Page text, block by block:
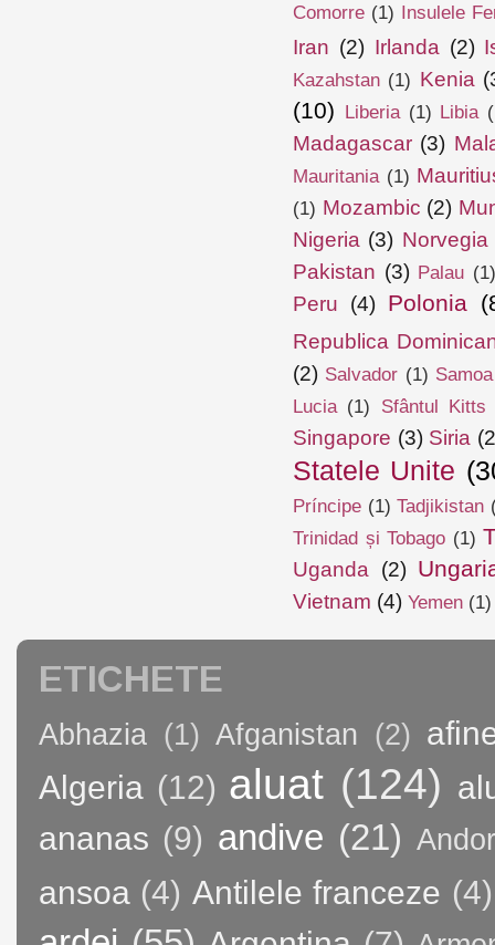
Comorre (1) Insulele
Iran (2) Irlanda (2)
Kazahstan (1) Kenia
(10) Liberia (1) Libia
Madagascar (3)
Mauritania (1)
(1) Mozambic (2)
Nigeria (3) Norvegia
Pakistan (3) Palau (1)
Peru (4) Polonia
Republica
(2) Salvador (1) Samoa
Lucia (1) Sfântul
Singapore (3) Siria
Statele Unite
Príncipe (1) Tadjikistan
Trinidad și Tobago (1)
Uganda (2)
Vietnam (4) Yemen (1)
ETICHETE
Abhazia (1) Afganistan (2)
Algeria (12) aluat (124)
ananas (9) andive (21)
ansoa (4) Antilele franceze (4)